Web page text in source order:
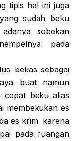
tipis hal ini juga
sudah beku
sobekan
pada
bekas sebagai
buat namun
cepat beku alias
membekukan es
es krim, karena
pada ruangan